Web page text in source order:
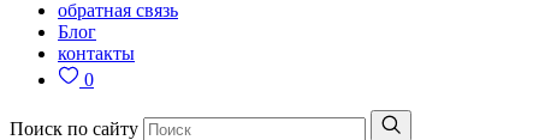
обратная связь
Блог
контакты
0
Поиск по сайту